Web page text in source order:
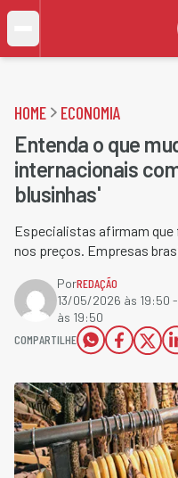
HOME ECONOMIA
Entenda o que
internacionais
blusinhas'
Especialistas afirmam
nos preços. Empresas
PorREDAÇÃO
13/05/2026 às 19:50
às 19:50
COMPARTILHE